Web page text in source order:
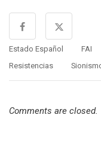
Estado Español FAI
Resistencias
Comments are closed.